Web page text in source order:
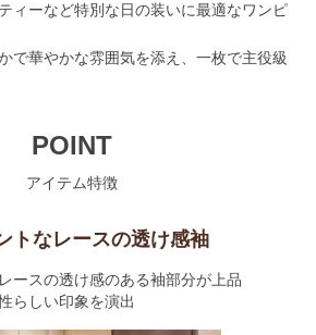
ィーなど特別な日の装いに最適なワンピ
で華やかな雰囲気を添え、一枚で主役級
POINT
アイテム特徴
トなレースの透け感袖
ースの透け感のある袖部分が上品
らしい印象を演出